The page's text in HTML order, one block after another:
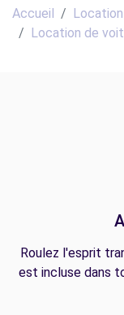
Accueil
Location de
Roulez l'esprit
est incluse dans